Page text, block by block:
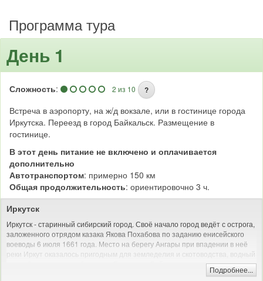
Программа тура
День 1
Сложность: 2 из 10 ?
Встреча в аэропорту, на ж/д вокзале, или в гостинице города
Иркутска. Переезд в город Байкальск. Размещение в
гостинице.
В этот день питание не включено и оплачивается
дополнительно
Автотранспортом: примерно 150 км
Общая продолжительность: ориентировочно 3 ч.
Иркутск
Иркутск - старинный сибирский город. Своё начало город ведёт с острога,
заложенного отрядом казака Якова Похабова по заданию енисейского
воеводы 6 июля 1661 года. Место на берегу Ангары при впадении в неё
реки Иркут оказалось пригодным для земледелия и скотоводства, водный
Подробнее...